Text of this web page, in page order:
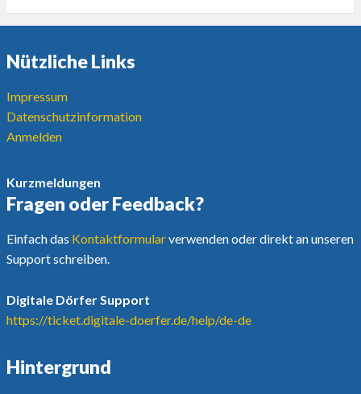
Nützliche Links
Impressum
Datenschutzinformation
Anmelden
Kurzmeldungen
Fragen oder Feedback?
Einfach das Kontaktformularverwenden oder direkt an unseren
Support schreiben.
Digitale Dörfer Support
https://ticket.digitale-doerfer.de/help/de-de
Hintergrund